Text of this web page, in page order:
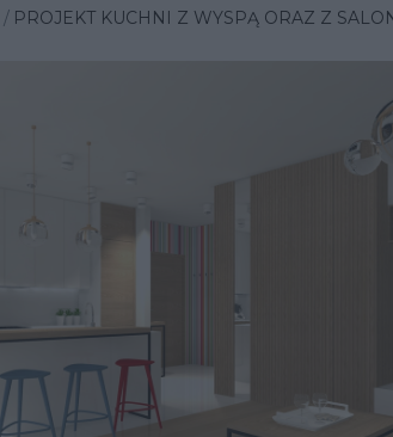
PROJEKT KUCHNI Z WYSPĄ ORAZ Z